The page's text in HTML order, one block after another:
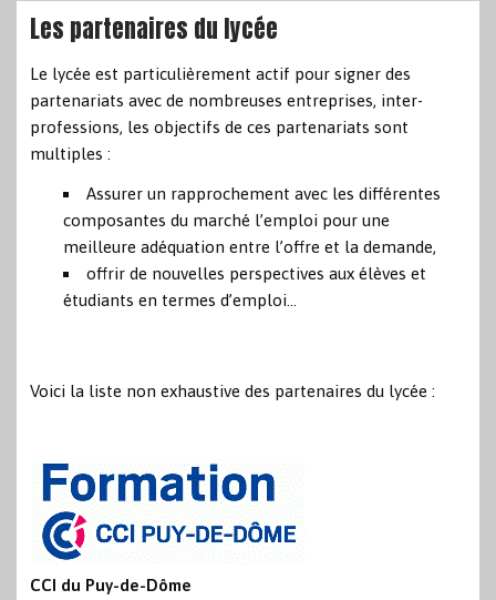
Les partenaires du lycée
Le lycée est particulièrement actif pour signer des
partenariats avec de nombreuses entreprises, inter-
professions, les objectifs de ces partenariats sont
multiples :
Assurer un rapprochement avec les différentes
composantes du marché l’emploi pour une
meilleure adéquation entre l’offre et la demande,
offrir de nouvelles perspectives aux élèves et
étudiants en termes d’emploi…
Voici la liste non exhaustive des partenaires du lycée :
CCI du Puy-de-Dôme